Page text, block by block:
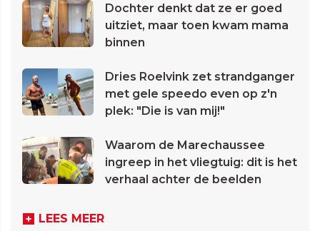
Dochter denkt dat ze er goed
uitziet, maar toen kwam mama
binnen
Dries Roelvink zet strandganger
met gele speedo even op z'n
plek: "Die is van mij!"
Waarom de Marechaussee
ingreep in het vliegtuig: dit is het
verhaal achter de beelden
LEES MEER